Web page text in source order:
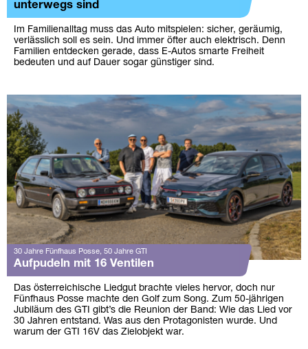
unterwegs sind
Im Familienalltag muss das Auto mitspielen: sicher, geräumig,
verlässlich soll es sein. Und immer öfter auch elektrisch. Denn
Familien entdecken gerade, dass E-Autos smarte Freiheit
bedeuten und auf Dauer sogar günstiger sind.
30 Jahre Fünfhaus Posse, 50 Jahre GTI
Aufpudeln mit 16 Ventilen
Das österreichische Liedgut brachte vieles hervor, doch nur
Fünfhaus Posse machte den Golf zum Song. Zum 50-jährigen
Jubiläum des GTI gibt’s die Reunion der Band: Wie das Lied vor
30 Jahren entstand. Was aus den Protagonisten wurde. Und
warum der GTI 16V das Zielobjekt war.